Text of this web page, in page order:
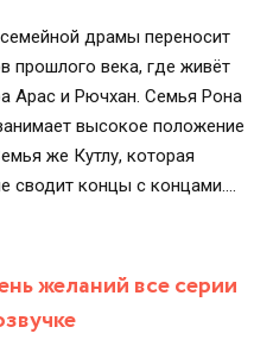
драмы переносит
прошлого века, где живёт
Арас и Рючхан. Семья Рона
высокое положение
же Кутлу, которая
сводит концы с концами.
Фиген, обожающая свою
совершает
денег, умирает, а
ожидает смертной казни.
желаний все серии